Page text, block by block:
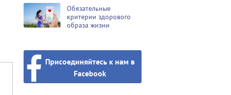
Обязательные
критерии здорового
образа жизни
Присоединяйтесь к нам в
Facebook